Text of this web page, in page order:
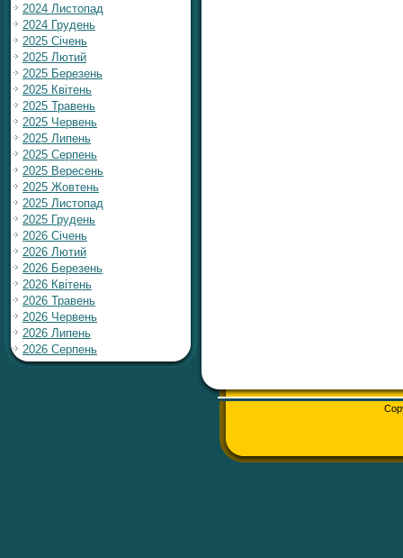
2024 Листопад
2024 Грудень
2025 Січень
2025 Лютий
2025 Березень
2025 Квітень
2025 Травень
2025 Червень
2025 Липень
2025 Серпень
2025 Вересень
2025 Жовтень
2025 Листопад
2025 Грудень
2026 Січень
2026 Лютий
2026 Березень
2026 Квітень
2026 Травень
2026 Червень
2026 Липень
2026 Серпень